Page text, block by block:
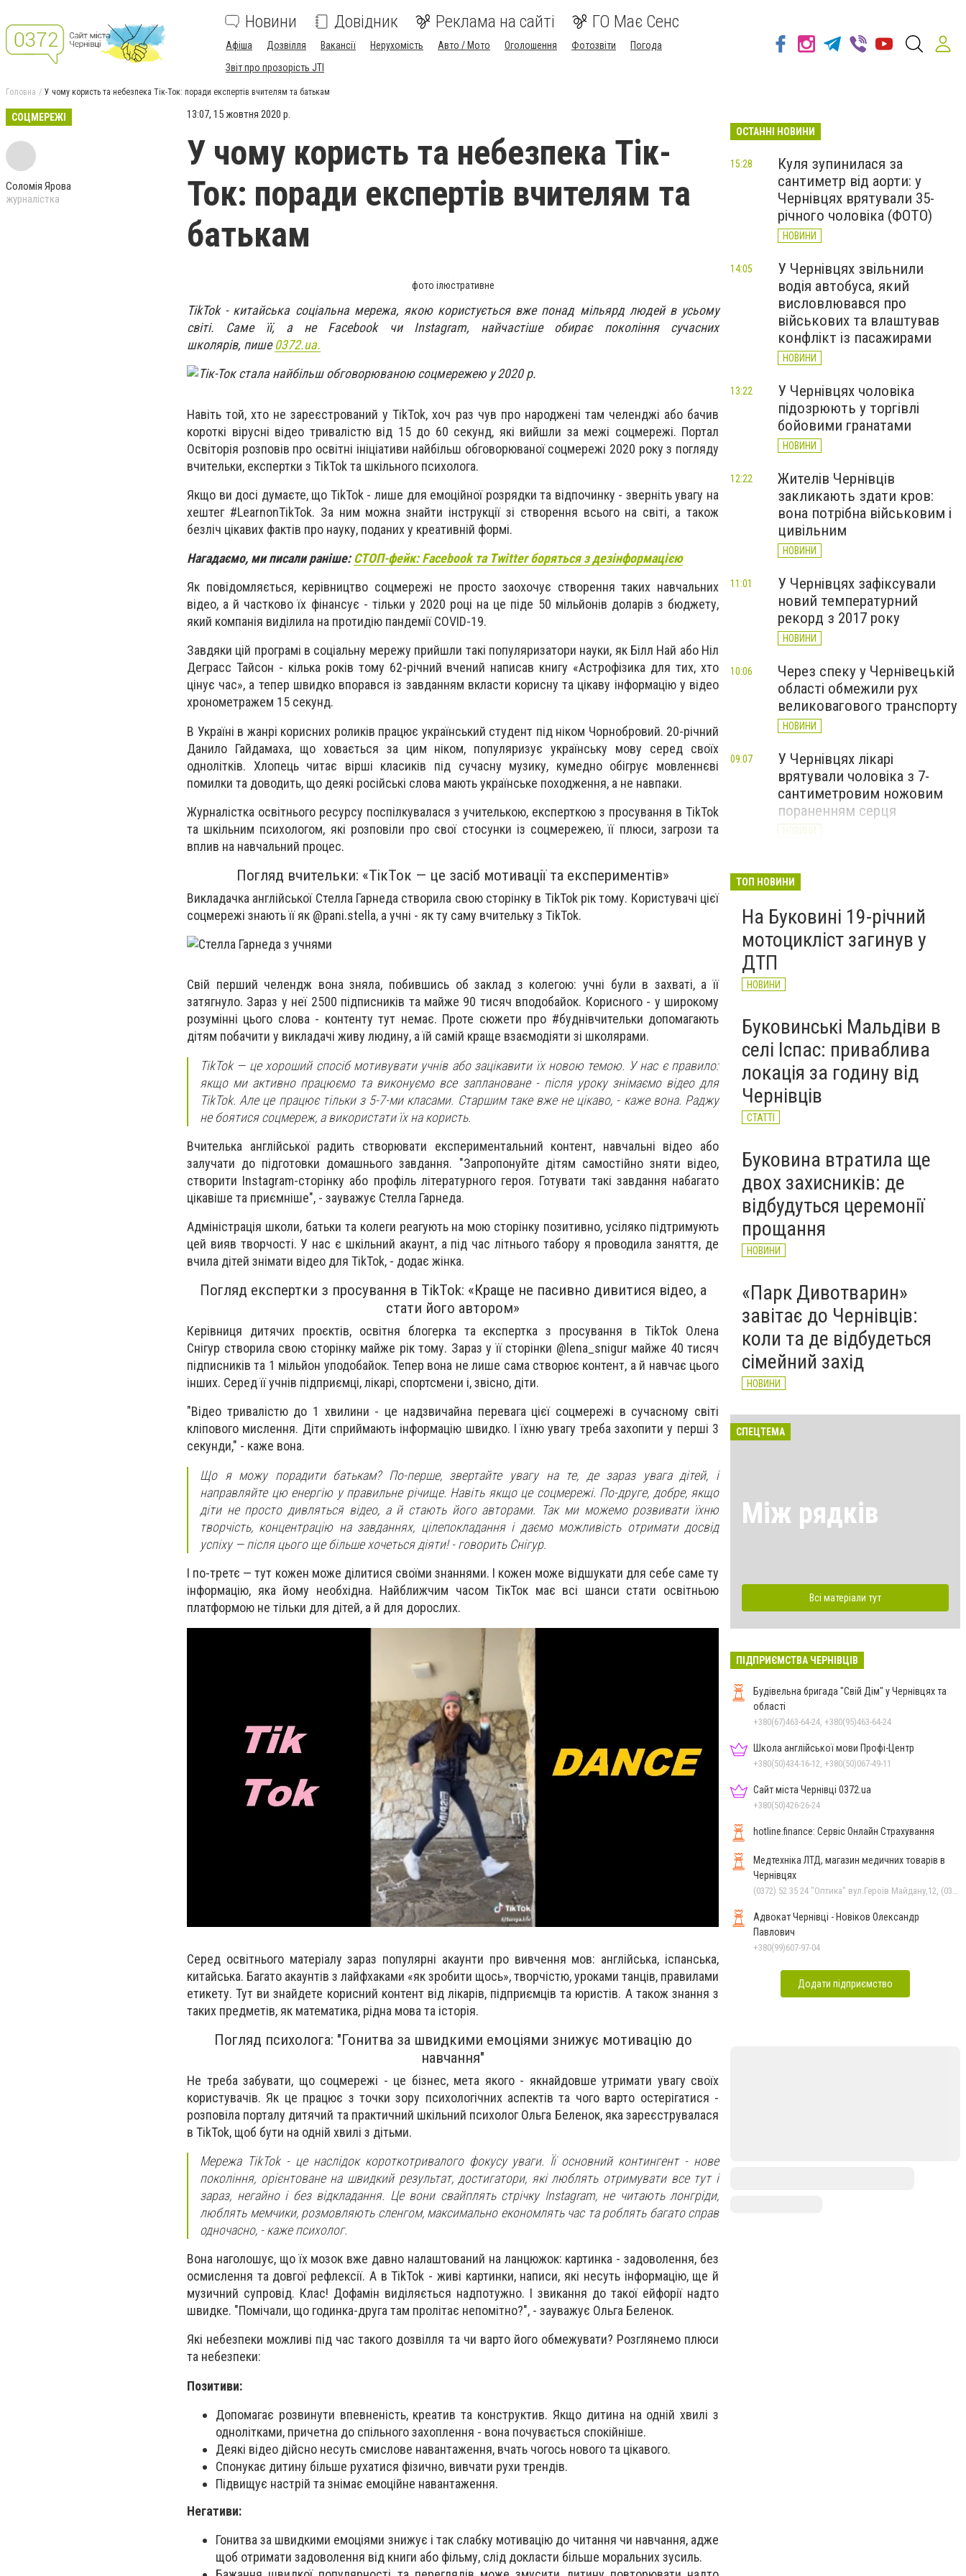
Новини Довідник Реклама на сайті ГО Має Сенс
Афіша Дозвілля Вакансії Нерухомість Авто / Мото Оголошення Фотозвіти
Погода
Звіт про прозорість JTI
Головна У чому користь та небезпека Тік-Ток: поради експертів вчителям та батькам
СОЦМЕРЕЖІ
Соломія Ярова
журналістка
13:07, 15 жовтня 2020 р.
У чому користь та небезпека Тік-
Ток: поради експертів вчителям та
батькам
фото ілюстративне
TikTok - китайська соціальна мережа, якою користується вже понад мільярд людей в усьому
світі. Саме її, а не Facebook чи Instagram, найчастіше обирає покоління сучасних
школярів, пише0372.ua.
Навіть той, хто не зареєстрований у TikTok, хоч раз чув про народжені там челенджі або бачив
короткі вірусні відео тривалістю від 15 до 60 секунд, які вийшли за межі соцмережі. Портал
Освіторія розповів про освітні ініціативи найбільш обговорюваної соцмережі 2020 року з погляду
вчительки, експертки з TikTok та шкільного психолога.
Якщо ви досі думаєте, що TikTok - лише для емоційної розрядки та відпочинку - зверніть увагу на
хештег #LearnonTikTok. За ним можна знайти інструкції зі створення всього на світі, а також
безліч цікавих фактів про науку, поданих у креативній формі.
Нагадаємо, ми писали раніше:СТОП-фейк: Facebook та Twitter боряться з дезінформацією
Як повідомляється, керівництво соцмережі не просто заохочує створення таких навчальних
відео, а й частково їх фінансує - тільки у 2020 році на це піде 50 мільйонів доларів з бюджету,
який компанія виділила на протидію пандемії COVID-19.
Завдяки цій програмі в соціальну мережу прийшли такі популяризатори науки, як Білл Най або Ніл
Деграсс Тайсон - кілька років тому 62-річний вчений написав книгу «Астрофізика для тих, хто
цінує час», а тепер швидко впорався із завданням вкласти корисну та цікаву інформацію у відео
хронометражем 15 секунд.
В Україні в жанрі корисних роликів працює український студент під ніком Чорнобровий. 20-річний
Данило Гайдамаха, що ховається за цим ніком, популяризує українську мову серед своїх
однолітків. Хлопець читає вірші класиків під сучасну музику, кумедно обігрує мовленнєві
помилки та доводить, що деякі російські слова мають українське походження, а не навпаки.
Журналістка освітнього ресурсу поспілкувалася з учителькою, експерткою з просування в TikTok
та шкільним психологом, які розповіли про свої стосунки із соцмережею, її плюси, загрози та
вплив на навчальний процес.
Погляд вчительки: «ТікТок — це засіб мотивації та експериментів»
Викладачка англійської Стелла Гарнеда створила свою сторінку в TikTok рік тому. Користувачі цієї
соцмережі знають її як @pani.stella, а учні - як ту саму вчительку з TikTok.
Свій перший челендж вона зняла, побившись об заклад з колегою: учні були в захваті, а її
затягнуло. Зараз у неї 2500 підписників та майже 90 тисяч вподобайок. Корисного - у широкому
розумінні цього слова - контенту тут немає. Проте сюжети про #буднівчительки допомагають
дітям побачити у викладачі живу людину, а їй самій краще взаємодіяти зі школярами.
TikTok — це хороший спосіб мотивувати учнів або зацікавити їх новою темою. У нас є правило:
якщо ми активно працюємо та виконуємо все заплановане - після уроку знімаємо відео для
TikTok. Але це працює тільки з 5-7-ми класами. Старшим таке вже не цікаво, - каже вона. Раджу
не боятися соцмереж, а використати їх на користь.
Вчителька англійської радить створювати експериментальний контент, навчальні відео або
залучати до підготовки домашнього завдання. "Запропонуйте дітям самостійно зняти відео,
створити Instagram-сторінку або профіль літературного героя. Готувати такі завдання набагато
цікавіше та приємніше", - зауважує Стелла Гарнеда.
Адміністрація школи, батьки та колеги реагують на мою сторінку позитивно, усіляко підтримують
цей вияв творчості. У нас є шкільний акаунт, а під час літнього табору я проводила заняття, де
вчила дітей знімати відео для TikTok, - додає жінка.
Погляд експертки з просування в TikTok: «Краще не пасивно дивитися відео, а
стати його автором»
Керівниця дитячих проєктів, освітня блогерка та експертка з просування вTikTok Олена
Снігур створила свою сторінку майже рік тому. Зараз у її сторінки @lena_snigur майже 40 тисяч
підписників та 1 мільйон уподобайок. Тепер вона не лише сама створює контент, а й навчає цього
інших. Серед її учнів підприємці, лікарі, спортсмени і, звісно, діти.
"Відео тривалістю до 1 хвилини - це надзвичайна перевага цієї соцмережі в сучасному світі
кліпового мислення. Діти сприймають інформацію швидко. І їхню увагу треба захопити у перші 3
секунди," - каже вона.
Що я можу порадити батькам? По-перше, звертайте увагу на те, де зараз увага дітей, і
направляйте цю енергію у правильне річище. Навіть якщо це соцмережі. По-друге, добре, якщо
діти не просто дивляться відео, а й стають його авторами. Так ми можемо розвивати їхню
творчість, концентрацію на завданнях, цілепокладання і даємо можливість отримати досвід
успіху — після цього ще більше хочеться діяти! - говорить Снігур.
І по-третє — тут кожен може ділитися своїми знаннями. І кожен може відшукати для себе саме ту
інформацію, яка йому необхідна. Найближчим часом ТікТок має всі шанси стати освітньою
платформою не тільки для дітей, а й для дорослих.
Серед освітнього матеріалу зараз популярні акаунти про вивчення мов: англійська, іспанська,
китайська. Багато акаунтів з лайфхаками «як зробити щось», творчістю, уроками танців, правилами
етикету. Тут ви знайдете корисний контент від лікарів, підприємців та юристів. А також знання з
таких предметів, як математика, рідна мова та історія.
Погляд психолога: "Гонитва за швидкими емоціями знижує мотивацію до
навчання"
Не треба забувати, що соцмережі - це бізнес, мета якого - якнайдовше утримати увагу своїх
користувачів. Як це працює з точки зору психологічних аспектів та чого варто остерігатися -
розповіла порталу дитячий та практичний шкільний психолог Ольга Беленок,яка зареєструвалася
в TikTok, щоб бути на одній хвилі з дітьми.
Мережа TikTok - це наслідок короткотривалого фокусу уваги. Її основний контингент - нове
покоління, орієнтоване на швидкий результат, достигатори, які люблять отримувати все тут і
зараз, негайно і без відкладання. Це вони свайплять стрічку Instagram, не читають лонгріди,
люблять мемчики, розмовляють сленгом, максимально економлять час та роблять багато справ
одночасно, - каже психолог.
Вона наголошує, що їх мозок вже давно налаштований на ланцюжок: картинка - задоволення, без
осмислення та довгої рефлексії. А в TikTok - живі картинки, написи, які несуть інформацію, ще й
музичний супровід. Клас! Дофамін виділяється надпотужно. І звикання до такої ейфорії надто
швидке. "Помічали, що годинка-друга там пролітає непомітно?", - зауважує Ольга Беленок.
Які небезпеки можливі під час такого дозвілля та чи варто його обмежувати? Розглянемо плюси
та небезпеки:
Позитиви:
Допомагає розвинути впевненість, креатив та конструктив. Якщо дитина на одній хвилі з
однолітками, причетна до спільного захоплення - вона почувається спокійніше.
Деякі відео дійсно несуть смислове навантаження, вчать чогось нового та цікавого.
Спонукає дитину більше рухатися фізично, вивчати рухи трендів.
Підвищує настрій та знімає емоційне навантаження.
Негативи:
Гонитва за швидкими емоціями знижує і так слабку мотивацію до читання чи навчання, адже
щоб отримати задоволення від книги або фільму, слід докласти більше моральних зусиль.
ОСТАННІ НОВИНИ
Куля зупинилася за
сантиметр від аорти: у
Чернівцях врятували 35-
річного чоловіка (ФОТО)
НОВИНИ
15:28
У Чернівцях звільнили
водія автобуса, який
висловлювався про
військових та влаштував
конфлікт із пасажирами
НОВИНИ
14:05
У Чернівцях чоловіка
підозрюють у торгівлі
бойовими гранатами
НОВИНИ
13:22
Жителів Чернівців
закликають здати кров:
вона потрібна військовим і
цивільним
НОВИНИ
12:22
У Чернівцях зафіксували
новий температурний
рекорд з 2017 року
НОВИНИ
11:01
Через спеку у Чернівецькій
області обмежили рух
великовагового транспорту
НОВИНИ
10:06
У Чернівцях лікарі
врятували чоловіка з 7-
сантиметровим ножовим
пораненням серця
НОВИНИ
09:07
претендентів на звання
НОВИНИ
Вчора
ТОП НОВИНИ
На Буковині 19-річний
мотоцикліст загинув у
ДТП
НОВИНИ
Буковинські Мальдіви в
селі Іспас: приваблива
локація за годину від
Чернівців
СТАТТІ
Буковина втратила ще
двох захисників: де
відбудуться церемонії
прощання
НОВИНИ
«Парк Дивотварин»
завітає до Чернівців:
коли та де відбудеться
сімейний захід
НОВИНИ
СПЕЦТЕМА
Між рядків
Всі матеріали тут
ПІДПРИЄМСТВА ЧЕРНІВЦІВ
Будівельна бригада "Свій Дім" у Чернівцях та
області
+380(67)463-64-24, +380(95)463-64-24
Школа англійської мови Профі-Центр
+380(50)434-16-12, +380(50)067-49-11
Сайт міста Чернівці 0372.ua
+380(50)426-26-24
hotline.finance: Сервіс Онлайн Страхування
Медтехніка ЛТД, магазин медичних товарів в
Чернівцях
Адвокат Чернівці - Новіков Олександр
Павлович
+380(99)607-97-04
Додати підприємство